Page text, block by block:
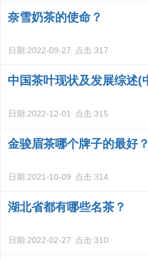
奈雪奶茶的使命？
日期:2022-09-27 点击:317
中国茶叶现状及发展综述(
日期:2022-12-01 点击:315
金骏眉茶哪个牌子的最好？
日期:2021-10-09 点击:314
湖北省都有哪些名茶？
日期:2022-02-27 点击:310